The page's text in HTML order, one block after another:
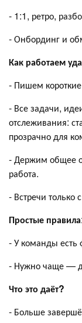
- 1:1, ретро,
- Онбординг и
Как работаем
- Пишем
- Все задачи,
отслеживания:
прозрачно для
- Держим общее
работа.
- Встречи только
Простые правила:
- У команды
- Нужно чаще —
Что это даёт?
- Больше